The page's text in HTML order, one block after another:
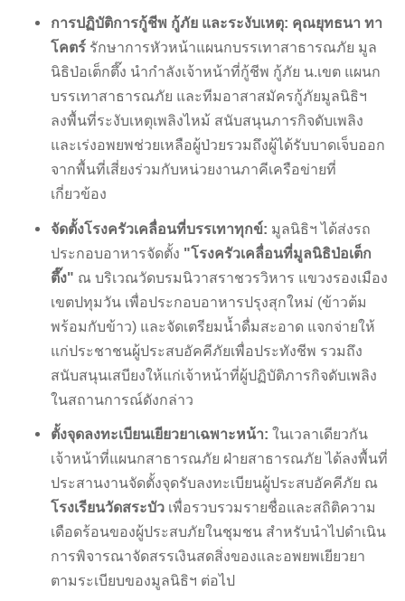
การปฏิบัติการกู้ชีพ กู้ภัย และระงับเหตุ: คุณยุทธนา ทา
โคตร์ รักษาการหัวหน้าแผนกบรรเทาสาธารณภัย มูล
นิธิป่อเต็กตึ๊ง นำกำลังเจ้าหน้าที่กู้ชีพ กู้ภัย น.เขต แผนก
บรรเทาสาธารณภัย และทีมอาสาสมัครกู้ภัยมูลนิธิฯ
ลงพื้นที่ระงับเหตุเพลิงไหม้ สนับสนุนภารกิจดับเพลิง
และเร่งอพยพช่วยเหลือผู้ป่วยรวมถึงผู้ได้รับบาดเจ็บออก
จากพื้นที่เสี่ยงร่วมกับหน่วยงานภาคีเครือข่ายที่
เกี่ยวข้อง
จัดตั้งโรงครัวเคลื่อนที่บรรเทาทุกข์: มูลนิธิฯ ได้ส่งรถ
ประกอบอาหารจัดตั้ง "โรงครัวเคลื่อนที่มูลนิธิป่อเต็ก
ตึ๊ง" ณ บริเวณวัดบรมนิวาสราชวรวิหาร แขวงรองเมือง
เขตปทุมวัน เพื่อประกอบอาหารปรุงสุกใหม่ (ข้าวต้ม
พร้อมกับข้าว) และจัดเตรียมน้ำดื่มสะอาด แจกจ่ายให้
แก่ประชาชนผู้ประสบอัคคีภัยเพื่อประทังชีพ รวมถึง
สนับสนุนเสบียงให้แก่เจ้าหน้าที่ผู้ปฏิบัติภารกิจดับเพลิง
ในสถานการณ์ดังกล่าว
ตั้งจุดลงทะเบียนเยียวยาเฉพาะหน้า: ในเวลาเดียวกัน
เจ้าหน้าที่แผนกสาธารณภัย ฝ่ายสาธารณภัย ได้ลงพื้นที่
ประสานงานจัดตั้งจุดรับลงทะเบียนผู้ประสบอัคคีภัย ณ
โรงเรียนวัดสระบัว เพื่อรวบรวมรายชื่อและสถิติความ
เดือดร้อนของผู้ประสบภัยในชุมชน สำหรับนำไปดำเนิน
การพิจารณาจัดสรรเงินสดสิ่งของและอพยพเยียวยา
ตามระเบียบของมูลนิธิฯ ต่อไป